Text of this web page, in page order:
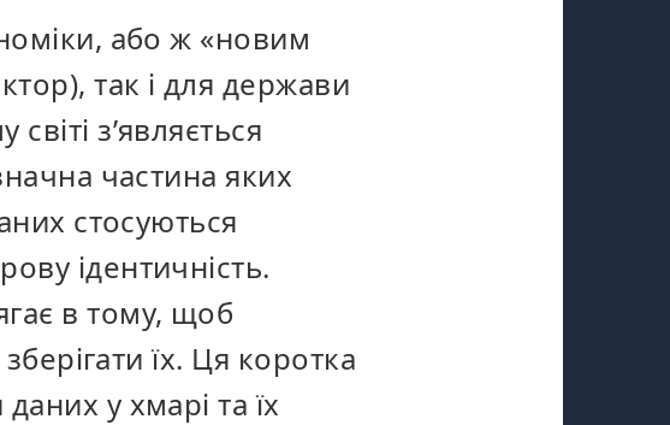
або ж «новим
так і для держави
з’являється
частина яких
стосуються
ідентичність.
в тому, щоб
їх. Ця коротка
у хмарі та їх